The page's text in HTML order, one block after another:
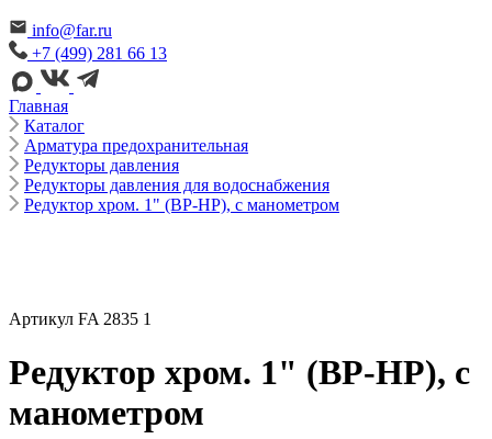
info@far.ru
+7 (499) 281 66 13
Главная
Каталог
Арматура предохранительная
Редукторы давления
Редукторы давления для водоснабжения
Редуктор хром. 1" (ВР-НР), с манометром
Артикул FA 2835 1
Редуктор хром. 1" (ВР-НР), с
манометром